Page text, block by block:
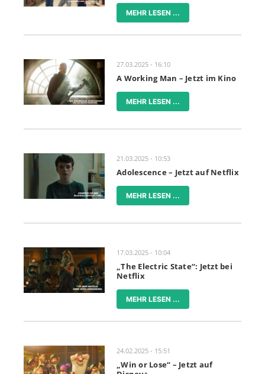
MEHR LESEN ...
27.03.2025 - 16:10
A Working Man – Jetzt im Kino
MEHR LESEN ...
21.03.2025 - 10:53
Adolescence – Jetzt auf Netflix
MEHR LESEN ...
17.03.2025 - 10:04
„The Electric State“: Jetzt bei
Netflix
MEHR LESEN ...
24.02.2025 - 15:51
„Win or Lose“ – Jetzt auf